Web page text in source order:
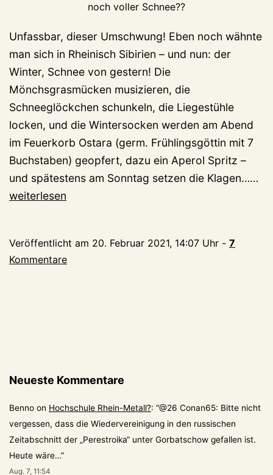
noch voller Schnee??
Unfassbar, dieser Umschwung! Eben noch wähnte
man sich in Rheinisch Sibirien – und nun: der
Winter, Schnee von gestern! Die
Mönchsgrasmücken musizieren, die
Schneeglöckchen schunkeln, die Liegestühle
locken, und die Wintersocken werden am Abend
im Feuerkorb Ostara (germ. Frühlingsgöttin mit 7
Buchstaben) geopfert, dazu ein Aperol Spritz –
und spätestens am Sonntag setzen die Klagen……
weiterlesen
Veröffentlicht am 20. Februar 2021, 14:07 Uhr - 7
Kommentare
Neueste Kommentare
Benno on Hochschule Rhein-Metall?: “@26 Conan65: Bitte nicht
vergessen, dass die Wiedervereinigung in den russischen
Zeitabschnitt der „Perestroika“ unter Gorbatschow gefallen ist.
Heute wäre…”
Aug. 7, 11:54